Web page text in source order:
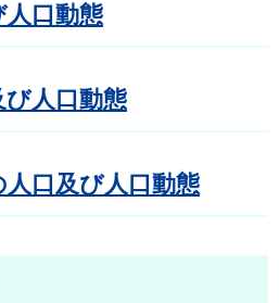
人口動態
人口動態
口及び人口動態